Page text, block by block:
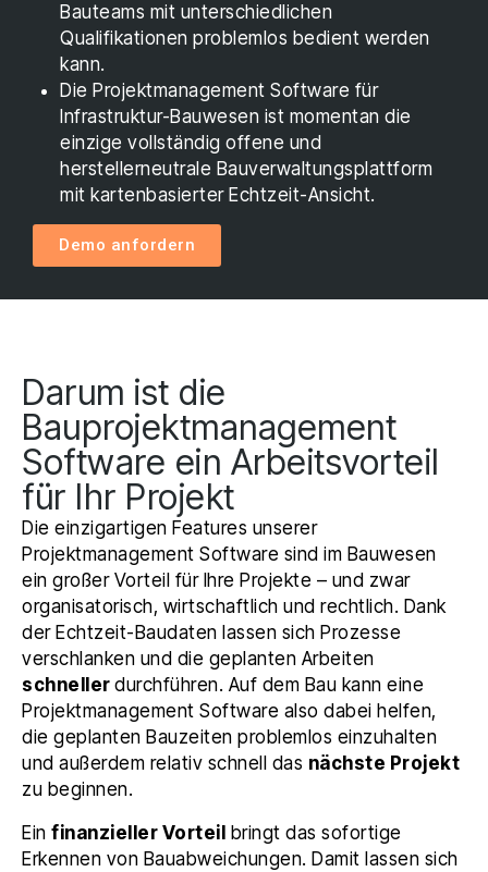
Bauteams mit unterschiedlichen
Qualifikationen problemlos bedient werden
kann.
Die Projektmanagement Software für
Infrastruktur-Bauwesen ist momentan die
einzige vollständig offene und
herstellerneutrale Bauverwaltungsplattform
mit kartenbasierter Echtzeit-Ansicht.
Demo anfordern
Darum ist die
Bauprojektmanagement
Software ein Arbeitsvorteil
für Ihr Projekt
Die einzigartigen Features unserer
Projektmanagement Software sind im Bauwesen
ein großer Vorteil für Ihre Projekte – und zwar
organisatorisch, wirtschaftlich und rechtlich. Dank
der Echtzeit-Baudaten lassen sich Prozesse
verschlanken und die geplanten Arbeiten
schneller durchführen. Auf dem Bau kann eine
Projektmanagement Software also dabei helfen,
die geplanten Bauzeiten problemlos einzuhalten
und außerdem relativ schnell das nächste Projekt
zu beginnen.
Ein finanzieller Vorteil bringt das sofortige
Erkennen von Bauabweichungen. Damit lassen sich